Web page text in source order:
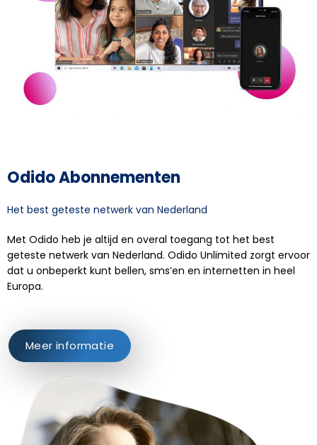
Odido Abonnementen
Het best geteste netwerk van Nederland
Met Odido heb je altijd en overal toegang tot het best
geteste netwerk van Nederland. Odido Unlimited zorgt ervoor
dat u onbeperkt kunt bellen, sms’en en internetten in heel
Europa.
Meer informatie